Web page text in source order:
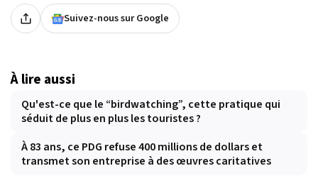
Suivez-nous sur Google
À lire aussi
Qu'est-ce que le “birdwatching”, cette pratique qui
séduit de plus en plus les touristes ?
À 83 ans, ce PDG refuse 400 millions de dollars et
transmet son entreprise à des œuvres caritatives